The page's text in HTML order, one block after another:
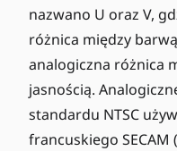
nazwano U oraz V,
różnica między
analogiczna różnica
jasnością.
standardu NTSC
francuskiego SECAM